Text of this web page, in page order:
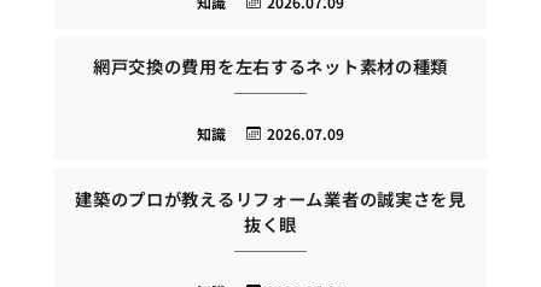
網戸交換の費用を左右するネット素材の種類
2026.07.09
知識
建築のプロが教えるリフォーム業者の誠実さを見
抜く眼